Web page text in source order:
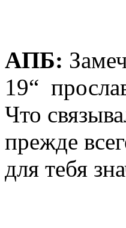
AПБ:
19“
Что
прежде
для тебя